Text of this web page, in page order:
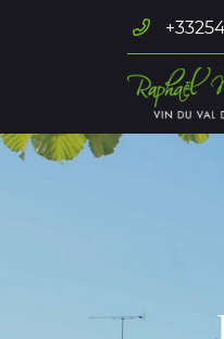
132 chemin des
41700 Chémery
02 54 71 83 58